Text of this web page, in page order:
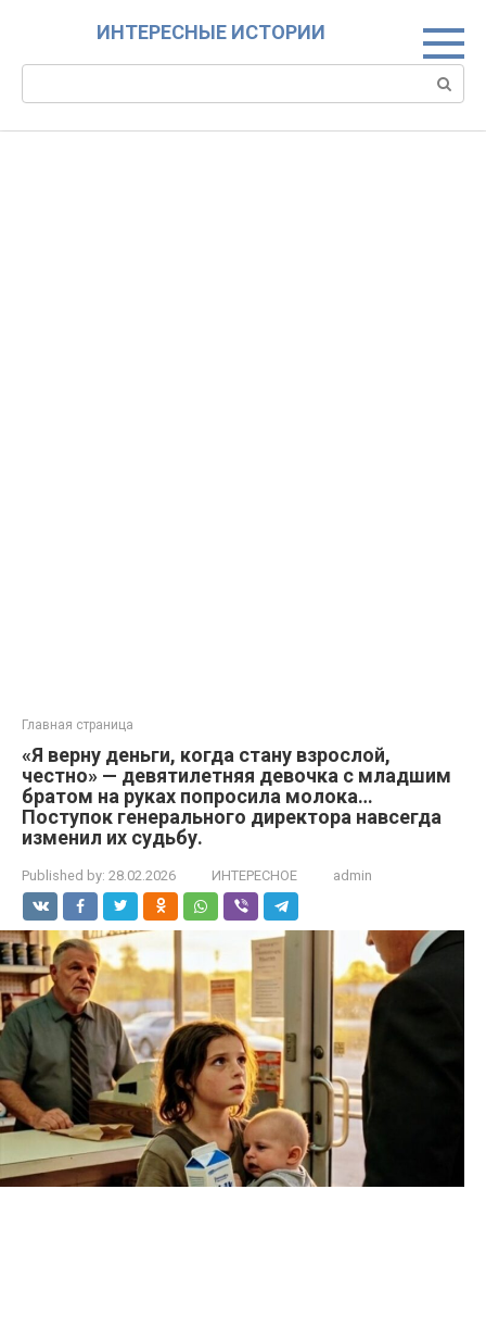
ИНТЕРЕСНЫЕ ИСТОРИИ
Главная страница
«Я верну деньги, когда стану взрослой,
честно» — девятилетняя девочка с младшим
братом на руках попросила молока…
Поступок генерального директора навсегда
изменил их судьбу.
Published by: 28.02.2026 ИНТЕРЕСНОЕ admin